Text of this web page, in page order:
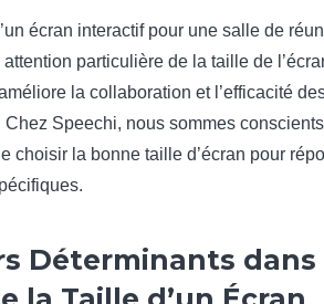
écran interactif pour une salle de
particulière de la taille de
la collaboration et l’efficacité
Chez Speechi, nous sommes
choisir la bonne taille d’écran pour
Déterminants dans